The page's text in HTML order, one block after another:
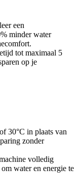
een
minder water
tot maximaal 5
op je
30°C in plaats van
zonder
volledig
water en energie te